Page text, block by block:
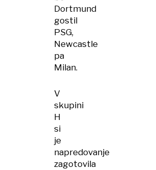
Dortmund
gostil
PSG,
Newcastle
pa
Milan.
V
skupini
H
si
je
napredovanje
zagotovila